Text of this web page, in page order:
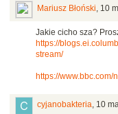
Mariusz Błoński, 10
Jakie cicho sza?
https://
stream/
https://
cyjanobakteria, 10